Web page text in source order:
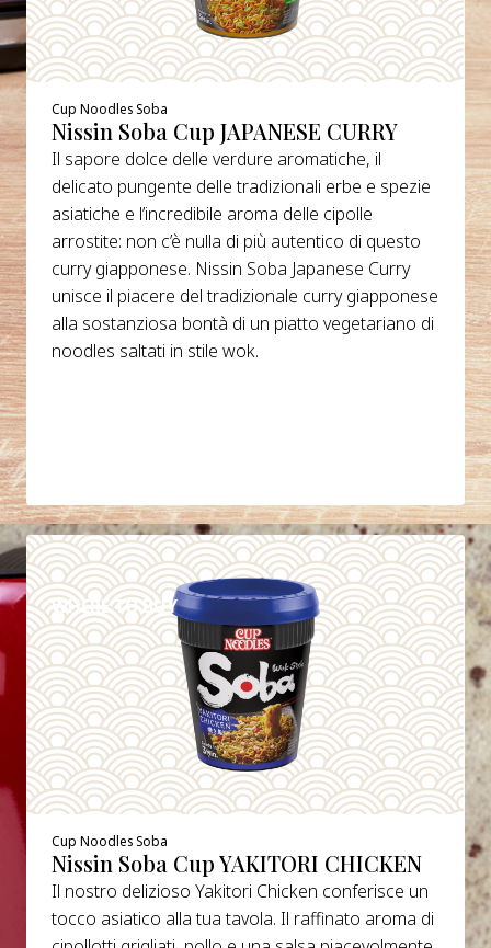
Cup Noodles Soba
Nissin Soba Cup JAPANESE CURRY
Il sapore dolce delle verdure aromatiche, il
delicato pungente delle tradizionali erbe e spezie
asiatiche e l’incredibile aroma delle cipolle
arrostite: non c’è nulla di più autentico di questo
curry giapponese. Nissin Soba Japanese Curry
unisce il piacere del tradizionale curry giapponese
alla sostanziosa bontà di un piatto vegetariano di
noodles saltati in stile wok.
WHERE TO BUY
DETAILS
Cup Noodles Soba
Nissin Soba Cup YAKITORI CHICKEN
Il nostro delizioso Yakitori Chicken conferisce un
tocco asiatico alla tua tavola. Il raffinato aroma di